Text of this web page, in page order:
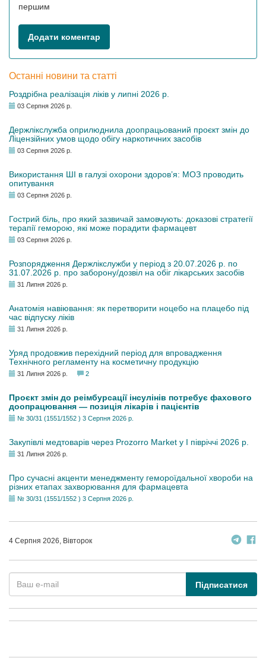
першим
Додати коментар
Останні новини та статті
Роздрібна реалізація ліків у липні 2026 р.
03 Серпня 2026 р.
Держлікслужба оприлюднила доопрацьований проєкт змін до
Ліцензійних умов щодо обігу наркотичних засобів
03 Серпня 2026 р.
Використання ШІ в галузі охорони здоров’я: МОЗ проводить
опитування
03 Серпня 2026 р.
Гострий біль, про який зазвичай замовчують: доказові стратегії
терапії геморою, які може порадити фармацевт
03 Серпня 2026 р.
Розпорядження Держлікслужби у період з 20.07.2026 р. по
31.07.2026 р. про заборону/дозвіл на обіг лікарських засобів
31 Липня 2026 р.
Анатомія навіювання: як перетворити ноцебо на плацебо під
час відпуску ліків
31 Липня 2026 р.
Уряд продовжив перехідний період для впровадження
Технічного регламенту на косметичну продукцію
31 Липня 2026 р. 2
Проєкт змін до реімбурсації інсулінів потребує фахового
доопрацювання — позиція лікарів і пацієнтів
№ 30/31 (1551/1552 ) 3 Серпня 2026 р.
Закупівлі медтоварів через Prozorro Market у I півріччі 2026 р.
31 Липня 2026 р.
Про сучасні акценти менеджменту гемороїдальної хвороби на
різних етапах захворювання для фармацевта
№ 30/31 (1551/1552 ) 3 Серпня 2026 р.
4 Серпня 2026, Вівторок
Підписатися